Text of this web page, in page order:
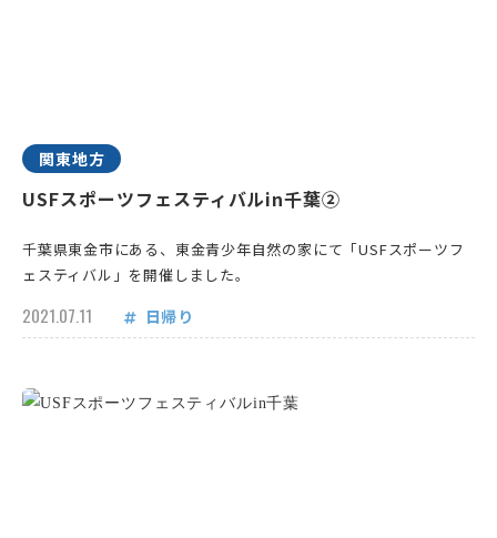
関東地方
USFスポーツフェスティバルin千葉②
千葉県東金市にある、東金青少年自然の家にて「USFスポーツフ
ェスティバル」を開催しました。
2021.07.11 日帰り